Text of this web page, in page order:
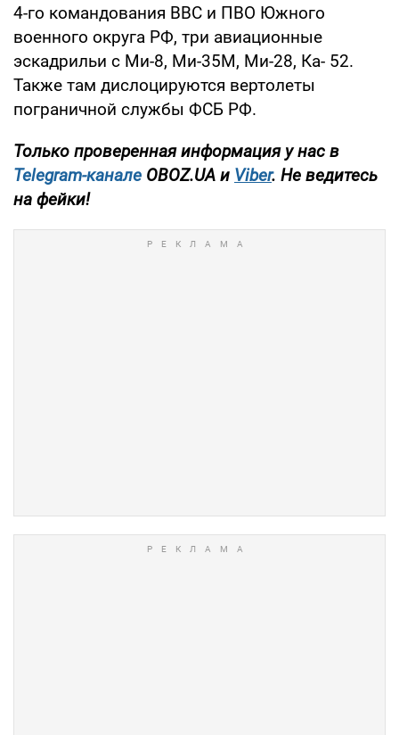
4-го командования ВВС и ПВО Южного
военного округа РФ, три авиационные
эскадрильи с Ми-8, Ми-35М, Ми-28, Ка- 52.
Также там дислоцируются вертолеты
пограничной службы ФСБ РФ.
Только проверенная информация у нас в
Telegram-канале OBOZ.UA и Viber. Не ведитесь
на фейки!